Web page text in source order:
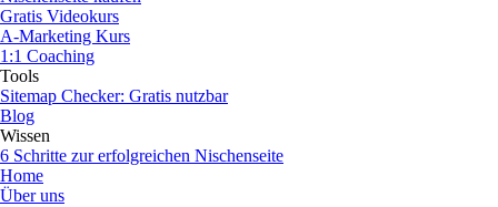
Gratis Videokurs
A-Marketing Kurs
1:1 Coaching
Tools
Sitemap Checker: Gratis nutzbar
Blog
Wissen
6 Schritte zur erfolgreichen Nischenseite
Home
Über uns